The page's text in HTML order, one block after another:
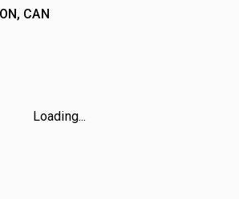
CAN
Loading...